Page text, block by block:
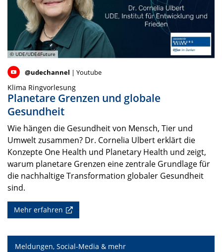
© UDE/UDE4Future
@udechannel | Youtube
Klima Ringvorlesung
Planetare Grenzen und globale
Gesundheit
Wie hängen die Gesundheit von Mensch, Tier und
Umwelt zusammen? Dr. Cornelia Ulbert erklärt die
Konzepte One Health und Planetary Health und zeigt,
warum planetare Grenzen eine zentrale Grundlage für
die nachhaltige Transformation globaler Gesundheit
sind.
Mehr erfahren
Meldungen, Social-Media & mehr